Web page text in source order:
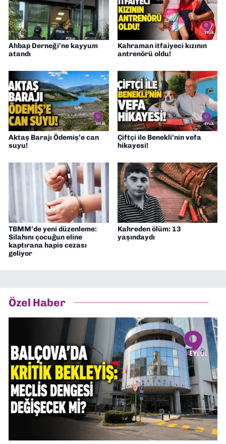
Ahbap Derneği’ne kayyum
atandı
Kahraman itfaiyeci kızının
antrenörü oldu!
Aktaş Barajı Ödemiş’e can
suyu!
Çiftçi ile Benekli’nin vefa
hikayesi!
TBMM’de yeni düzenleme:
Silahını çocuğun eline
kaptırana hapis cezası
geliyor
Kahreden ölüm: 13
yaşındaydı
Özel Haber